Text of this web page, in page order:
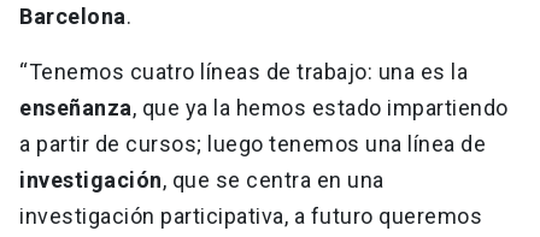
Barcelona.
“Tenemos cuatro líneas de trabajo: una es la
enseñanza, que ya la hemos estado impartiendo
a partir de cursos; luego tenemos una línea de
investigación, que se centra en una
investigación participativa, a futuro queremos